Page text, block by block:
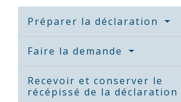
Préparer la déclaration
Faire la demande
Recevoir et conserver le
récépissé de la déclaration